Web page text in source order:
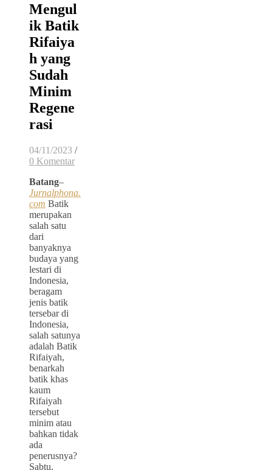
Mengul
ik Batik
Rifaiya
h yang
Sudah
Minim
Regene
rasi
04/11/2023 /
0 Komentar
Batang–
Jurnalphona.
com Batik
merupakan
salah satu
dari
banyaknya
budaya yang
lestari di
Indonesia,
beragam
jenis batik
tersebar di
Indonesia,
salah satunya
adalah Batik
Rifaiyah,
benarkah
batik khas
kaum
Rifaiyah
tersebut
minim atau
bahkan tidak
ada
penerusnya?
Sabtu,